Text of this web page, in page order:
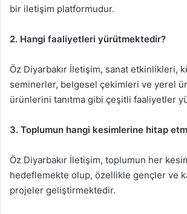
bir iletişim platformudur.
2. Hangi faaliyetleri yürütmektedir?
Öz Diyarbakır İletişim, sanat etkinlikleri,
seminerler, belgesel çekimleri ve yerel
ürünlerini tanıtma gibi çeşitli faaliyetler
3. Toplumun hangi kesimlerine hitap
Öz Diyarbakır İletişim, toplumun her
hedeflemekte olup, özellikle gençler ve
projeler geliştirmektedir.